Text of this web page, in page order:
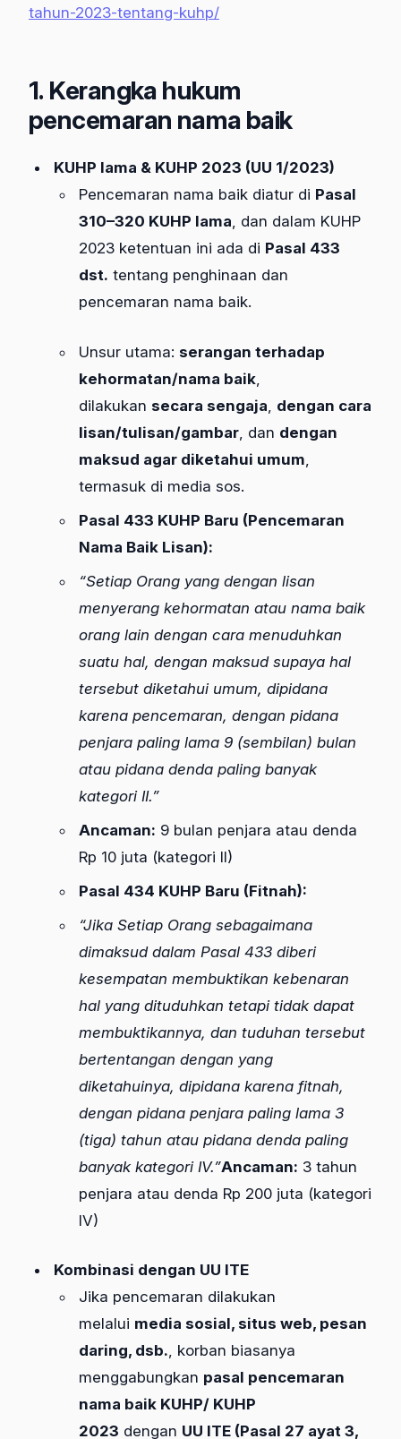
tahun-2023-tentang-kuhp/
1. Kerangka hukum
pencemaran nama baik
KUHP lama & KUHP 2023 (UU 1/2023)
Pencemaran nama baik diatur di Pasal
310–320 KUHP lama, dan dalam KUHP
2023 ketentuan ini ada di Pasal 433
dst. tentang penghinaan dan
pencemaran nama baik.
Unsur utama: serangan terhadap
kehormatan/nama baik
dilakukan secara sengaja dengan cara
lisan/tulisan/gambar , dan dengan
maksud agar diketahui umum
termasuk di media sos.
Pasal 433 KUHP Baru (Pencemaran
Nama Baik Lisan):
“Setiap Orang yang dengan lisan
menyerang kehormatan atau nama baik
orang lain dengan cara menuduhkan
suatu hal, dengan maksud supaya hal
tersebut diketahui umum, dipidana
karena pencemaran, dengan pidana
penjara paling lama 9 (sembilan) bulan
atau pidana denda paling banyak
kategori II.”
Ancaman: 9 bulan penjara atau denda
Rp 10 juta (kategori II)
Pasal 434 KUHP Baru (Fitnah):
“Jika Setiap Orang sebagaimana
dimaksud dalam Pasal 433 diberi
kesempatan membuktikan kebenaran
hal yang dituduhkan tetapi tidak dapat
membuktikannya, dan tuduhan tersebut
bertentangan dengan yang
diketahuinya, dipidana karena fitnah,
dengan pidana penjara paling lama 3
(tiga) tahun atau pidana denda paling
banyak kategori IV.”Ancaman: 3 tahun
penjara atau denda Rp 200 juta (kategori
IV)
Kombinasi dengan UU ITE
Jika pencemaran dilakukan
melalui media sosial, situs web, pesan
daring, dsb., korban biasanya
menggabungkan pasal pencemaran
nama baik KUHP/ KUHP
2023 dengan UU ITE (Pasal 27 ayat 3,